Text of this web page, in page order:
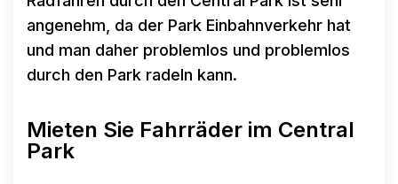
angenehm, da der Park Einbahnverkehr hat
und man daher problemlos und problemlos
durch den Park radeln kann.
Mieten Sie Fahrräder im Central
Park